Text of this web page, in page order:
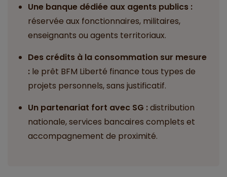
Une banque dédiée aux agents publics :
réservée aux fonctionnaires, militaires,
enseignants ou agents territoriaux.
Des crédits à la consommation sur mesure
: le prêt BFM Liberté finance tous types de
projets personnels, sans justificatif.
Un partenariat fort avec SG :distribution
nationale, services bancaires complets et
accompagnement de proximité.